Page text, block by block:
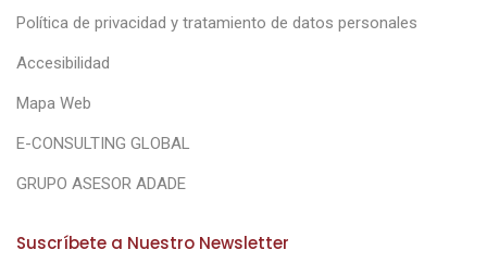
Política de privacidad y tratamiento de datos personales
Accesibilidad
Mapa Web
E-CONSULTING GLOBAL
GRUPO ASESOR ADADE
Suscríbete a Nuestro Newsletter